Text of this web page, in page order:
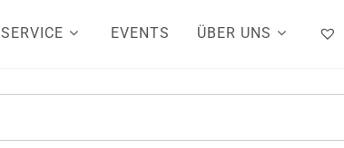
SERVICE EVENTS ÜBER UNS